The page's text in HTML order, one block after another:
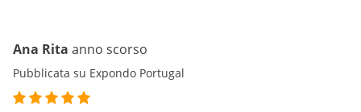
Ana Rita anno scorso
Pubblicata su Expondo Portugal